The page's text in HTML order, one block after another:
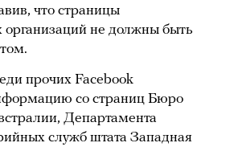
что страницы
организаций не должны быть
прочих Facebook
со страниц Бюро
Департамента
служб штата Западная